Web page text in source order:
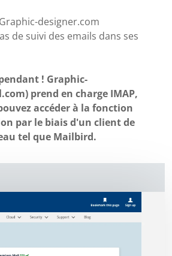
designer.com
de suivi des emails dans ses
! Graphic-
prend en charge IMAP,
accéder à la fonction
par le biais d'un client de
tel que Mailbird.